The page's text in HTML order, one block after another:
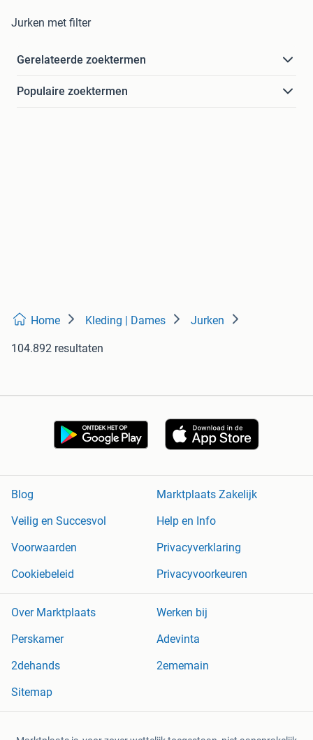
Jurken met filter
Gerelateerde zoektermen
Populaire zoektermen
Home Kleding | Dames Jurken
104.892 resultaten
Blog
Marktplaats Zakelijk
Veilig en Succesvol
Help en Info
Voorwaarden
Privacyverklaring
Cookiebeleid
Privacyvoorkeuren
Over Marktplaats
Werken bij
Perskamer
Adevinta
2dehands
2ememain
Sitemap